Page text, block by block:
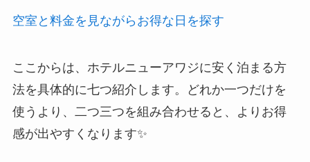
空室と料金を見ながらお得な日を探す
ここからは、ホテルニューアワジに安く泊まる方
法を具体的に七つ紹介します。どれか一つだけを
使うより、二つ三つを組み合わせると、よりお得
感が出やすくなります✨